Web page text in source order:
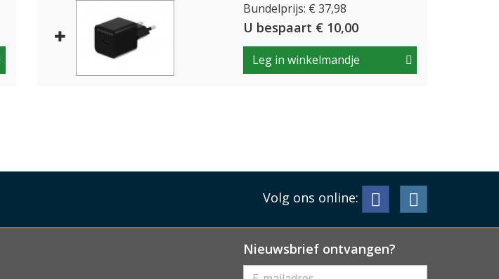
Bundelprijs: € 37,98
U bespaart € 10,00
Leg in winkelmandje
Volg ons online:
Nieuwsbrief ontvangen?